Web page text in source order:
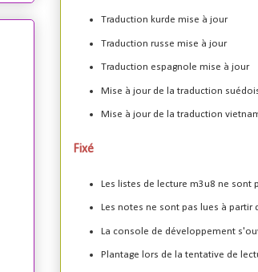
Traduction kurde mise à jour
Traduction russe mise à jour
Traduction espagnole mise à jour
Mise à jour de la traduction
Mise à jour de la traduction
Fixé
Les listes de lecture m3u8 ne sont
Les notes ne sont pas lues à partir
La console de développement
Plantage lors de la tentative de